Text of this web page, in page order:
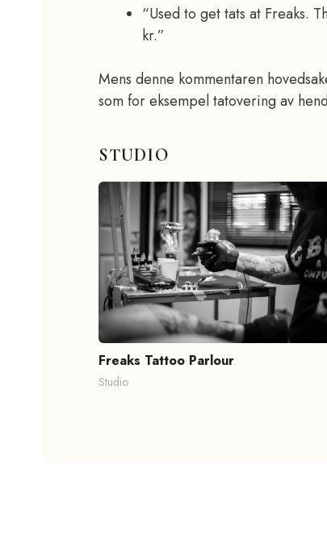
“Used to get tats at Freaks.
kr.”
Mens denne kommentaren
som for eksempel tatovering av
STUDIO
Freaks Tattoo Parlour
Studio